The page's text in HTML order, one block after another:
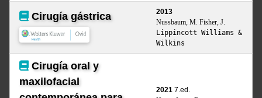
Cirugía gástrica
2013
Nussbaum, M. Fisher, J.
Lippincott Williams &
Wilkins
Cirugía oral y
maxilofacial
2021 7.ed.